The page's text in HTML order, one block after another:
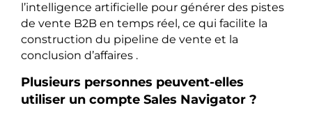
l’intelligence artificielle pour générer des pistes
de vente B2B en temps réel, ce qui facilite la
construction du pipeline de vente et la
conclusion d’affaires .
Plusieurs personnes peuvent-elles
utiliser un compte Sales Navigator ?